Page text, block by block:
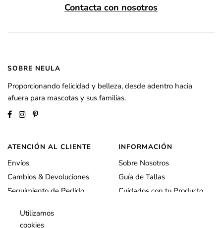
Contacta con nosotros
SOBRE NEULA
Proporcionando felicidad y belleza, desde adentro hacia
afuera para mascotas y sus familias.
ATENCIÓN AL CLIENTE
Envíos
Cambios & Devoluciones
Seguimiento de Pedido
INFORMACIÓN
Sobre Nosotros
Guía de Tallas
Cuidados con tu Producto
Utilizamos
cookies